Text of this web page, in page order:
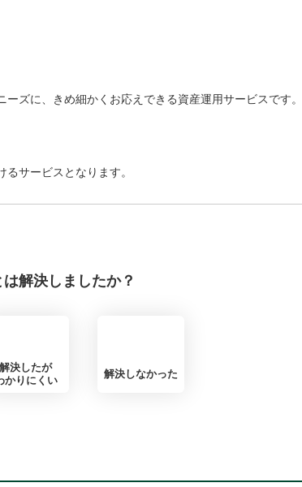
ズに、きめ細かくお応えできる資産運用サービスです
サービスとなります。
解決しましたか？
解決したが
かりにくい
解決しなかった